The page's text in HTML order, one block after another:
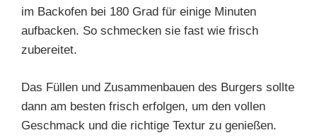
im Backofen bei 180 Grad für einige Minuten
aufbacken. So schmecken sie fast wie frisch
zubereitet.
Das Füllen und Zusammenbauen des Burgers sollte
dann am besten frisch erfolgen, um den vollen
Geschmack und die richtige Textur zu genießen.